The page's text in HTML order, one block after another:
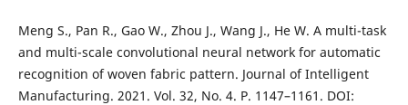
Meng S., Pan R., Gao W., Zhou J., Wang J., He W. A multi-task
and multi-scale convolutional neural network for automatic
recognition of woven fabric pattern. Journal of Intelligent
Manufacturing. 2021. Vol. 32, No. 4. P. 1147–1161. DOI: